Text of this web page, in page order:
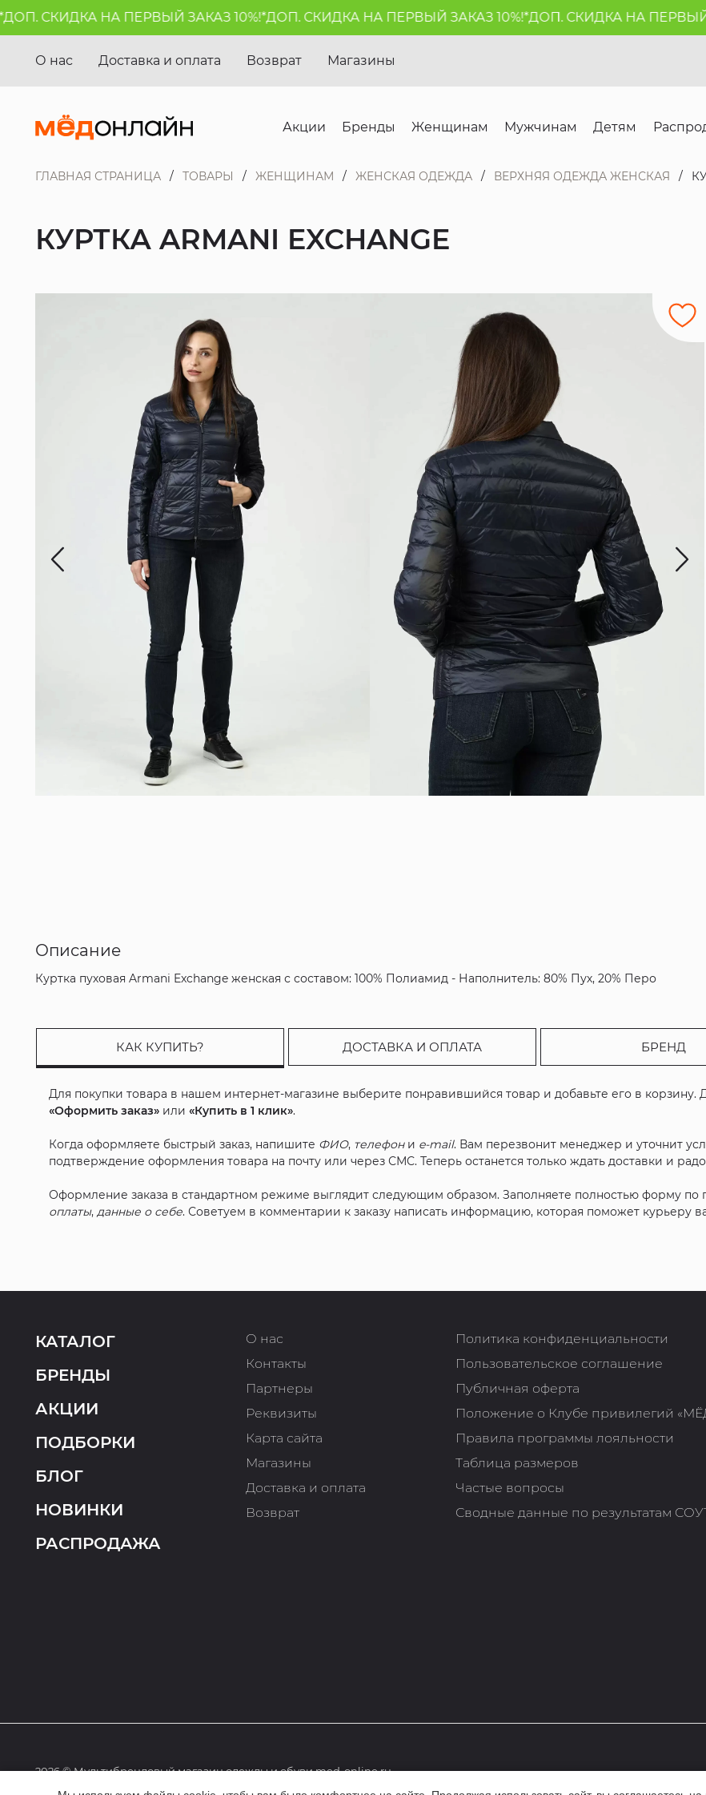
СКИДКА НА ПЕРВЫЙ ЗАКАЗ 10%!*ДОП. СКИДКА НА ПЕРВЫЙ ЗАКАЗ 10%!*ДОП. СКИДКА НА ПЕРВЫЙ
О нас Доставка и оплата Возврат Магазины
Акции Бренды Женщинам Мужчинам Детям
ГЛАВНАЯ СТРАНИЦА ТОВАРЫ ЖЕНЩИНАМ ЖЕНСКАЯ ОДЕЖДА ВЕРХНЯЯ ОДЕЖДА ЖЕНСКАЯ
КУРТКА ARMANI EXCHANGE
Описание
Куртка пуховая Armani Exchange женская с составом: 100% Полиамид - Наполнитель: 80% Пух, 20% Перо
КАК КУПИТЬ? ДОСТАВКА И ОПЛАТА БРЕНД
Для покупки товара в нашем интернет-магазине выберите понравившийся товар и добавьте его в корзину.
«Оформить заказ» или«Купить в 1 клик».
Когда оформляете быстрый заказ, напишите ФИО, телефони e-mail. Вам перезвонит менеджер и уточнит
подтверждение оформления товара на почту или через СМС. Теперь останется только ждать доставки и
Оформление заказа в стандартном режиме выглядит следующим образом. Заполняете полностью форму по
оплаты,данные о себе. Советуем в комментарии к заказу написать информацию, которая поможет курьеру
КАТАЛОГ
БРЕНДЫ
АКЦИИ
ПОДБОРКИ
БЛОГ
НОВИНКИ
РАСПРОДАЖА
О нас
Контакты
Партнеры
Реквизиты
Карта сайта
Магазины
Доставка и оплата
Возврат
Политика конфиденциальности
Пользовательское соглашение
Публичная оферта
Положение о Клубе привилегий
Правила программы лояльности
Таблица размеров
Частые вопросы
Сводные данные по результатам
2026 © Мультибрендовый магазин одежды и обуви med-online.ru